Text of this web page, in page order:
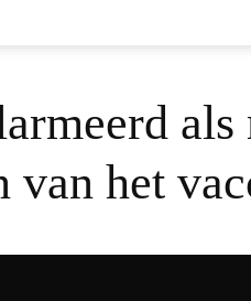
als
van het